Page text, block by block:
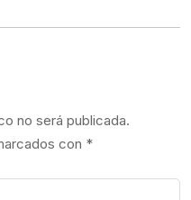
no será publicada.
con *